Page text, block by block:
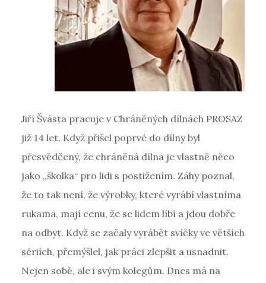
Jiří Švásta pracuje v Chráněných dílnách PROSAZ
již 14 let. Když přišel poprvé do dílny byl
přesvědčený, že chráněná dílna je vlastně něco
jako „školka“ pro lidi s postižením. Záhy poznal,
že to tak není, že výrobky, které vyrábí vlastníma
rukama, mají cenu, že se lidem líbí a jdou dobře
na odbyt. Když se začaly vyrábět svíčky ve větších
sériích, přemýšlel, jak práci zlepšit a usnadnit.
Nejen sobě, ale i svým kolegům. Dnes má na